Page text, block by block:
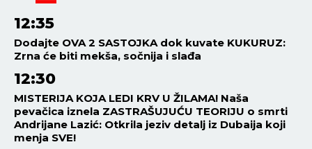
12:35
Dodajte OVA 2 SASTOJKA dok kuvate KUKURUZ:
Zrna će biti mekša, sočnija i slađa
12:30
MISTERIJA KOJA LEDI KRV U ŽILAMA! Naša
pevačica iznela ZASTRAŠUJUĆU TEORIJU o smrti
Andrijane Lazić: Otkrila jeziv detalj iz Dubaija koji
menja SVE!